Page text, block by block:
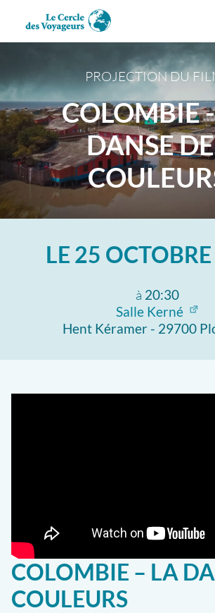
directement
contenu
PROJECTION DU
COLOMBIE
DANSE
LE 25
à 20:30
Salle Kerné
Hent Kéramer - 29700
COLOMBIE – LA
COULEURS